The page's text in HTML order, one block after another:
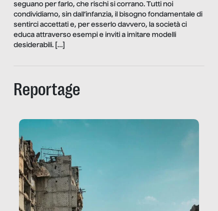
seguano per farlo, che rischi si corrano. Tutti noi
condividiamo, sin dall’infanzia, il bisogno fondamentale di
sentirci accettati e, per esserlo davvero, la società ci
educa attraverso esempi e inviti a imitare modelli
desiderabili. […]
Reportage